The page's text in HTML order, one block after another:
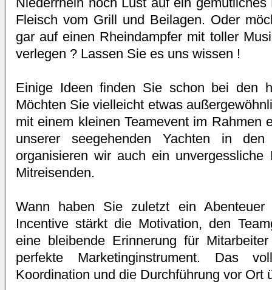
Fleisch vom Grill und Beilagen. Oder
gar auf einen Rheindampfer mit toller
verlegen ? Lassen Sie es uns wissen !
Einige Ideen finden Sie schon bei den
Möchten Sie vielleicht etwas
mit einem kleinen Teamevent im Rahmen
unserer seegehenden Yachten in
organisieren wir auch ein
Mitreisenden.
Wann haben Sie zuletzt ein Abenteuer
Incentive stärkt die Motivation, den
eine bleibende Erinnerung für
perfekte Marketinginstrument. Das
Koordination und die Durchführung vor Ort